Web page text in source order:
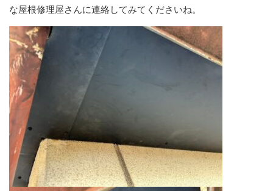
な屋根修理屋さんに連絡してみてくださいね。